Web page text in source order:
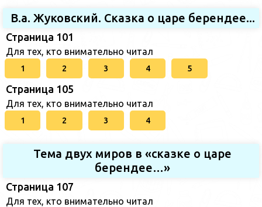
В.а. Жуковский. Сказка о царе берендее...
Страница 101
Для тех, кто внимательно читал
1 2 3 4 5
Страница 105
Для тех, кто внимательно читал
1 2 3 4
Тема двух миров в «сказке о царе
берендее…»
Страница 107
Для тех, кто внимательно читал